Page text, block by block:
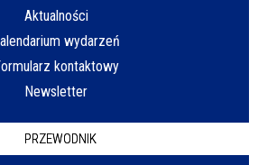
Aktualności
wydarzeń
kontaktowy
Newsletter
PRZEWODNIK